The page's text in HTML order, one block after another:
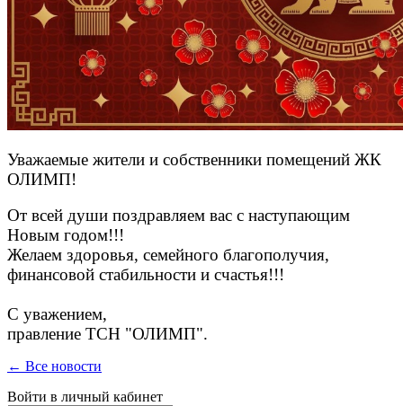
Уважаемые жители и собственники помещений ЖК
ОЛИМП!
От всей души поздравляем вас с наступающим
Новым годом!!!
Желаем здоровья, семейного благополучия,
финансовой стабильности и счастья!!!
С уважением,
правление ТСН "ОЛИМП".
← Все новости
Войти в личный кабинет